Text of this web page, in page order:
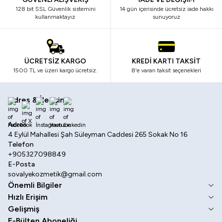
128 bit SSL Güvenlik sistemini
kullanmaktayız
14 gün içerisinde ücretsiz iade hakkı
sunuyoruz
ÜCRETSİZ KARGO
1500 TL ve üzeri kargo ücretsiz.
KREDİ KARTI TAKSİT
8'e varan taksit seçenekleri
Adres & İletişim
Adres
4 Eylül Mahallesi Şah Süleyman Caddesi 265 Sokak No 16
Telefon
+905327098849
E-Posta
sovalyekozmetik@gmail.com
Facebook
X İnstagram
Youtube
Önemli Bilgiler
Hızlı Erişim
Gelişmiş